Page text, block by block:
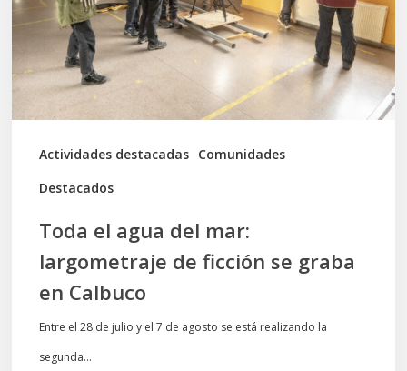
Actividades destacadas Comunidades
Destacados
largometraje
de
ficción
se
graba
Toda el agua del mar:
largometraje de ficción se graba
en Calbuco
Entre el 28 de julio y el 7 de agosto se está realizando la
segunda…